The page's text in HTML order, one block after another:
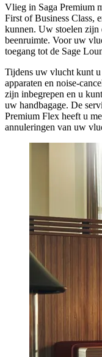
Vlieg in Saga Premium
First of Business Class,
kunnen. Uw stoelen zijn
beenruimte. Voor uw
toegang tot de Sage
Tijdens uw vlucht kunt
apparaten en noise-
zijn inbegrepen en u
uw handbagage. De
Premium Flex heeft u
annuleringen van uw